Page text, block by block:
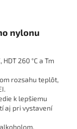
nylonu
260 °C a Tm
rozsahu teplôt,
k lepšiemu
aj pri vystavení